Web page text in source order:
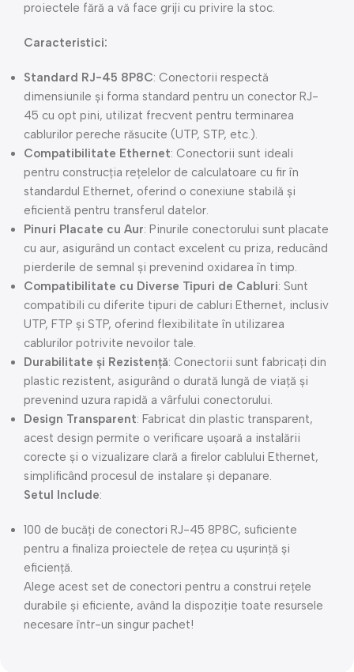
proiectele fără a vă face griji cu privire la stoc.
Caracteristici:
Standard RJ-45 8P8C: Conectorii respectă
dimensiunile și forma standard pentru un conector RJ-
45 cu opt pini, utilizat frecvent pentru terminarea
cablurilor pereche răsucite (UTP, STP, etc.).
Compatibilitate Ethernet: Conectorii sunt ideali
pentru construcția rețelelor de calculatoare cu fir în
standardul Ethernet, oferind o conexiune stabilă și
eficientă pentru transferul datelor.
Pinuri Placate cu Aur: Pinurile conectorului sunt placate
cu aur, asigurând un contact excelent cu priza, reducând
pierderile de semnal și prevenind oxidarea în timp.
Compatibilitate cu Diverse Tipuri de Cabluri: Sunt
compatibili cu diferite tipuri de cabluri Ethernet, inclusiv
UTP, FTP și STP, oferind flexibilitate în utilizarea
cablurilor potrivite nevoilor tale.
Durabilitate și Rezistență: Conectorii sunt fabricați din
plastic rezistent, asigurând o durată lungă de viață și
prevenind uzura rapidă a vârfului conectorului.
Design Transparent: Fabricat din plastic transparent,
acest design permite o verificare ușoară a instalării
corecte și o vizualizare clară a firelor cablului Ethernet,
simplificând procesul de instalare și depanare.
Setul Include:
100 de bucăți de conectori RJ-45 8P8C, suficiente
pentru a finaliza proiectele de rețea cu ușurință și
eficiență.
Alege acest set de conectori pentru a construi rețele
durabile și eficiente, având la dispoziție toate resursele
necesare într-un singur pachet!